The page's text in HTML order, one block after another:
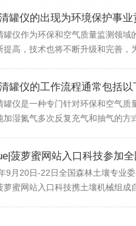
罐仪的出现为环境保护事
罐仪作为环保和空气质量监测领域的
高，技术也将不断升级和完善
罐仪的工作流程通常包括以
罐仪是一种专门针对环保和空气质量
加湿氮气多次反复充气和抽气的方式
菠萝蜜网站入口科技参加全
9月20日-22日全国森林土壤专业委
菠萝蜜网站入口科技携土壤机械组成